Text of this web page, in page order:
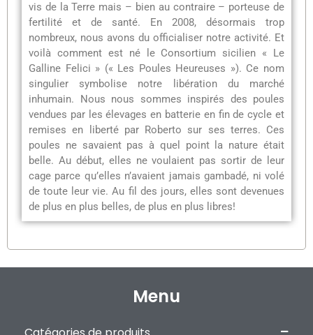
vis de la Terre mais – bien au contraire – porteuse de
fertilité et de santé. En 2008, désormais trop
nombreux, nous avons du officialiser notre activité. Et
voilà comment est né le Consortium sicilien « Le
Galline Felici » (« Les Poules Heureuses »). Ce nom
singulier symbolise notre libération du marché
inhumain. Nous nous sommes inspirés des poules
vendues par les élevages en batterie en fin de cycle et
remises en liberté par Roberto sur ses terres. Ces
poules ne savaient pas à quel point la nature était
belle. Au début, elles ne voulaient pas sortir de leur
cage parce qu’elles n’avaient jamais gambadé, ni volé
de toute leur vie. Au fil des jours, elles sont devenues
de plus en plus belles, de plus en plus libres!
Menu